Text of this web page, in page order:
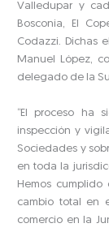
Valledupar y
Bosconia, El
Codazzi. Dichas
Manuel López,
delegado de la
“El proceso ha
inspección y
Sociedades y
en toda la
Hemos
cambio total en
comercio en la